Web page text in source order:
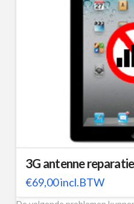
3G antenne reparatie
€69,00incl.BTW